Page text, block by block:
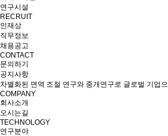
연구시설
RECRUIT
인재상
직무정보
채용공고
CONTACT
문의하기
공지사항
차별화된 면역 조절 연구와 중개연구로 글로벌 기업
COMPANY
회사소개
오시는길
TECHNOLOGY
연구분야